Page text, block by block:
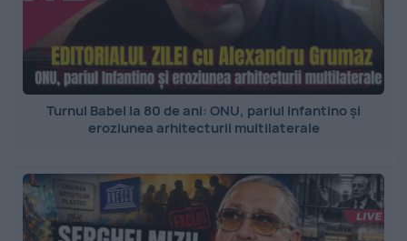
Turnul Babel la 80 de ani: ONU, pariul Infantino și
eroziunea arhitecturii multilaterale